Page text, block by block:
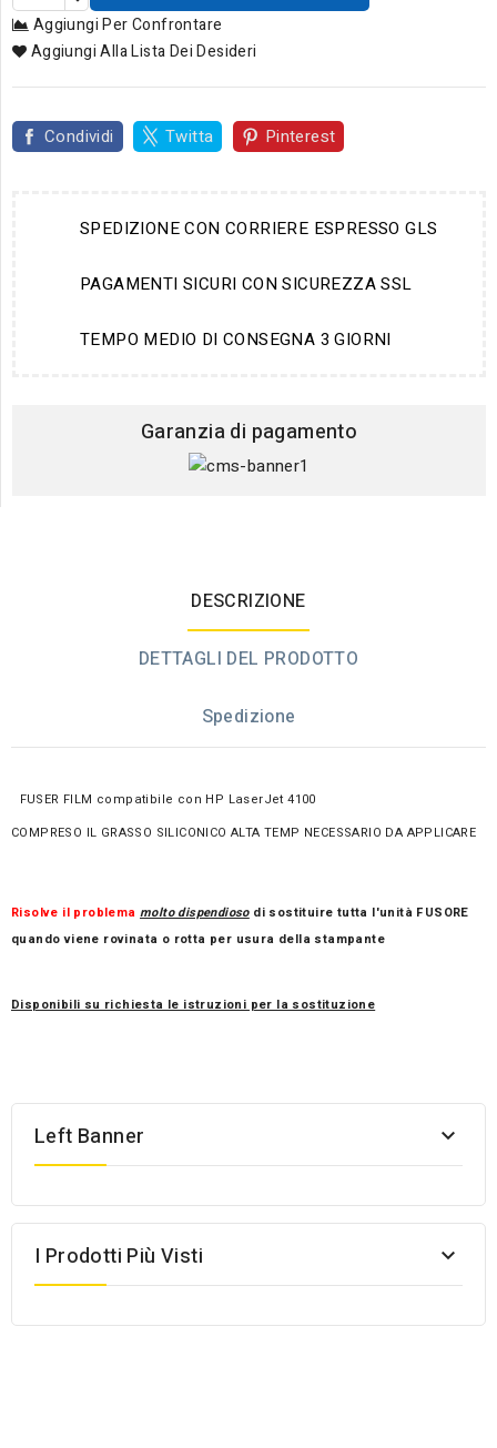
Aggiungi Per Confrontare
Aggiungi Alla Lista Dei Desideri
Condividi Twitta Pinterest
SPEDIZIONE CON CORRIERE ESPRESSO GLS
PAGAMENTI SICURI CON SICUREZZA SSL
TEMPO MEDIO DI CONSEGNA 3 GIORNI
Garanzia di pagamento
DESCRIZIONE
DETTAGLI DEL PRODOTTO
Spedizione
FUSER FILM compatibile con HP LaserJet 4100
COMPRESO IL GRASSO SILICONICO ALTA TEMP NECESSARIO DA APPLICARE
Risolve il problema molto dispendioso di sostituire tutta l'unità FUSORE
quando viene rovinata o rotta per usura della stampante
Disponibili su richiesta le istruzioni per la sostituzione
Left Banner 
I Prodotti Più Visti 